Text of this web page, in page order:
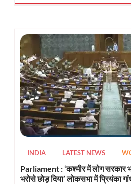
INDIA LATEST NEWS
Parliament : ‘कश्मीर में लोग सरकार
भरोसे छोड़ दिया’ लोकसभा में प्रियंका